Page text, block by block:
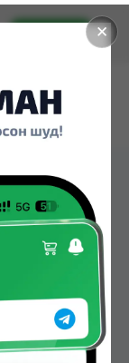
✕
Установить
можно
Ватан №1,
№20,